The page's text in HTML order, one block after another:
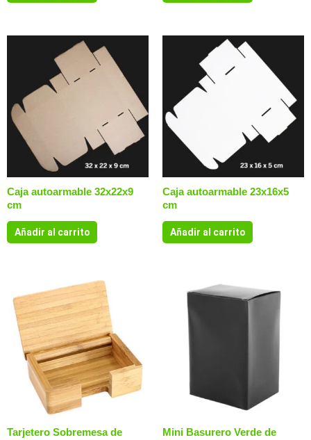
Caja autoarmable 32x22x9
cm
Añadir al carrito
Caja autoarmable 23x16x5
cm
Añadir al carrito
Tarjetero Sobremesa de
Mini Basurero Verde de